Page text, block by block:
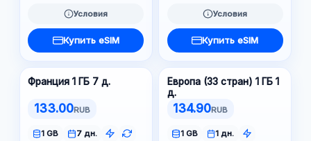
Условия
Купить eSIM
Условия
Купить eSIM
Франция 1 ГБ 7 д.
133.00RUB
1 GB 7 дн.
Европа (33 стран) 1 ГБ 1
д.
134.90RUB
1 GB 1 дн.